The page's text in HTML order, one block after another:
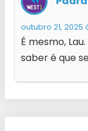
outubro 21, 2025
É mesmo,
saber é que